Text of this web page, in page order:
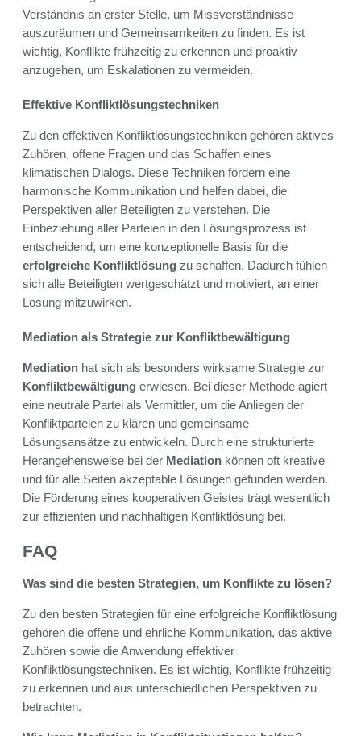
Verständnis an erster Stelle, um Missverständnisse
auszuräumen und Gemeinsamkeiten zu finden. Es ist
wichtig, Konflikte frühzeitig zu erkennen und proaktiv
anzugehen, um Eskalationen zu vermeiden.
Effektive Konfliktlösungstechniken
Zu den effektiven Konfliktlösungstechniken gehören aktives
Zuhören, offene Fragen und das Schaffen eines
klimatischen Dialogs. Diese Techniken fördern eine
harmonische Kommunikation und helfen dabei, die
Perspektiven aller Beteiligten zu verstehen. Die
Einbeziehung aller Parteien in den Lösungsprozess ist
entscheidend, um eine konzeptionelle Basis für die
erfolgreiche Konfliktlösung zu schaffen. Dadurch fühlen
sich alle Beteiligten wertgeschätzt und motiviert, an einer
Lösung mitzuwirken.
Mediation als Strategie zur Konfliktbewältigung
Mediation hat sich als besonders wirksame Strategie zur
Konfliktbewältigung erwiesen. Bei dieser Methode agiert
eine neutrale Partei als Vermittler, um die Anliegen der
Konfliktparteien zu klären und gemeinsame
Lösungsansätze zu entwickeln. Durch eine strukturierte
Herangehensweise bei der Mediation können oft kreative
und für alle Seiten akzeptable Lösungen gefunden werden.
Die Förderung eines kooperativen Geistes trägt wesentlich
zur effizienten und nachhaltigen Konfliktlösung bei.
FAQ
Was sind die besten Strategien, um Konflikte zu lösen?
Zu den besten Strategien für eine erfolgreiche Konfliktlösung
gehören die offene und ehrliche Kommunikation, das aktive
Zuhören sowie die Anwendung effektiver
Konfliktlösungstechniken. Es ist wichtig, Konflikte frühzeitig
zu erkennen und aus unterschiedlichen Perspektiven zu
betrachten.